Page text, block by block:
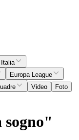
Italia
Europa League
Video
Foto
sogno"